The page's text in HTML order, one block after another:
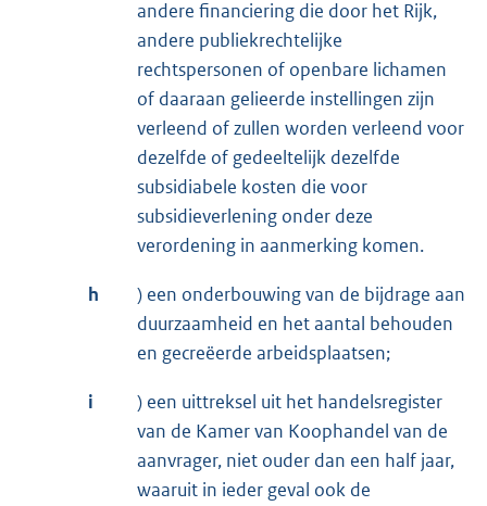
andere financiering die door het Rijk,
andere publiekrechtelijke
rechtspersonen of openbare lichamen
of daaraan gelieerde instellingen zijn
verleend of zullen worden verleend voor
dezelfde of gedeeltelijk dezelfde
subsidiabele kosten die voor
subsidieverlening onder deze
verordening in aanmerking komen.
h
) een onderbouwing van de bijdrage aan
duurzaamheid en het aantal behouden
en gecreëerde arbeidsplaatsen;
i
) een uittreksel uit het handelsregister
van de Kamer van Koophandel van de
aanvrager, niet ouder dan een half jaar,
waaruit in ieder geval ook de